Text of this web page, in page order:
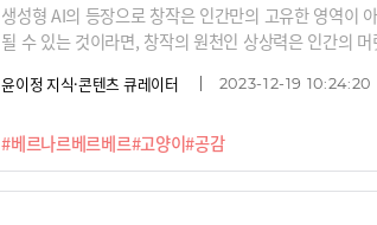
#베르나르베르베르#고양이#공감
생성형 AI의 등장으로 창작은 인간만의 고유한 영역이
될 수 있는 것이라면, 창작의 원천인 상상력은 인간의
의 독창적인 상상력이 더 필요한 시대다.상상력에 관해
그의 문학적 성취에 대해선 의견이 엇갈릴 수 있겠지만
고양이, 천사의 눈으로 세상을 바라보고 내면의 세계와
그의 상상력은 한계가 없다.AI가 내 다음 소설을 쓸 순
윤이정 지식·콘텐츠 큐레이터 2023-12-19 10:24:20